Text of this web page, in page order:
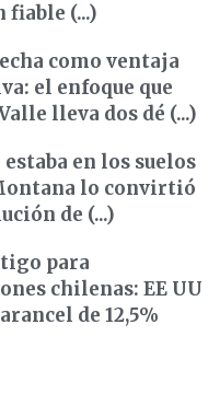
fiable (...)
como ventaja
el enfoque que
lleva dos dé (...)
en los suelos
lo convirtió
de (...)
para
chilenas: EE UU
de 12,5%